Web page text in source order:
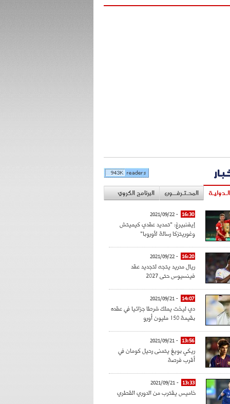
المحـتـرفــون البرنامج الكروي
16:30
- 2021/09/22
إيفنبيرغ: "تمديد عقدي كيميتش
وغوريتزكا رسالة لأوروبا"
16:20
- 2021/09/22
ريال مدريد يتجه لتجديد عقد
فينسيوس حتى 2027
14:07
- 2021/09/21
دي ليخت يملك شرطا جزائيا في عقده
بقيمة 150 مليون أورو
13:56
- 2021/09/21
ريكي بويغ يتمنى رحيل كومان في
أقرب فرصة
13:33
- 2021/09/21
خاميس يقترب من الدوري القطري